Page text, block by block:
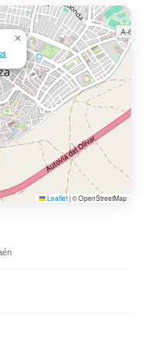
×
Leaflet|© OpenStreetMap